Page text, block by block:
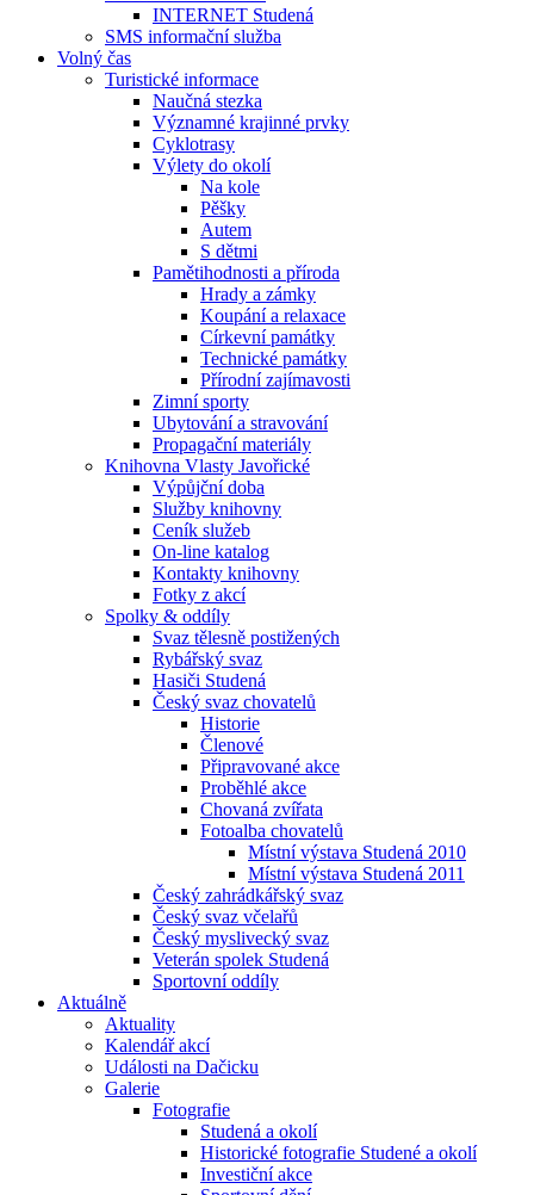
INTERNET Studená
SMS informační služba
Volný čas
Turistické informace
Naučná stezka
Významné krajinné prvky
Cyklotrasy
Výlety do okolí
Na kole
Pěšky
Autem
S dětmi
Pamětihodnosti a příroda
Hrady a zámky
Koupání a relaxace
Církevní památky
Technické památky
Přírodní zajímavosti
Zimní sporty
Ubytování a stravování
Propagační materiály
Knihovna Vlasty Javořické
Výpůjční doba
Služby knihovny
Ceník služeb
On-line katalog
Kontakty knihovny
Fotky z akcí
Spolky & oddíly
Svaz tělesně postižených
Rybářský svaz
Hasiči Studená
Český svaz chovatelů
Historie
Členové
Připravované akce
Proběhlé akce
Chovaná zvířata
Fotoalba chovatelů
Místní výstava Studená 2010
Místní výstava Studená 2011
Český zahrádkářský svaz
Český svaz včelařů
Český myslivecký svaz
Veterán spolek Studená
Sportovní oddíly
Aktuálně
Aktuality
Kalendář akcí
Události na Dačicku
Galerie
Fotografie
Studená a okolí
Historické fotografie Studené a okolí
Investiční akce